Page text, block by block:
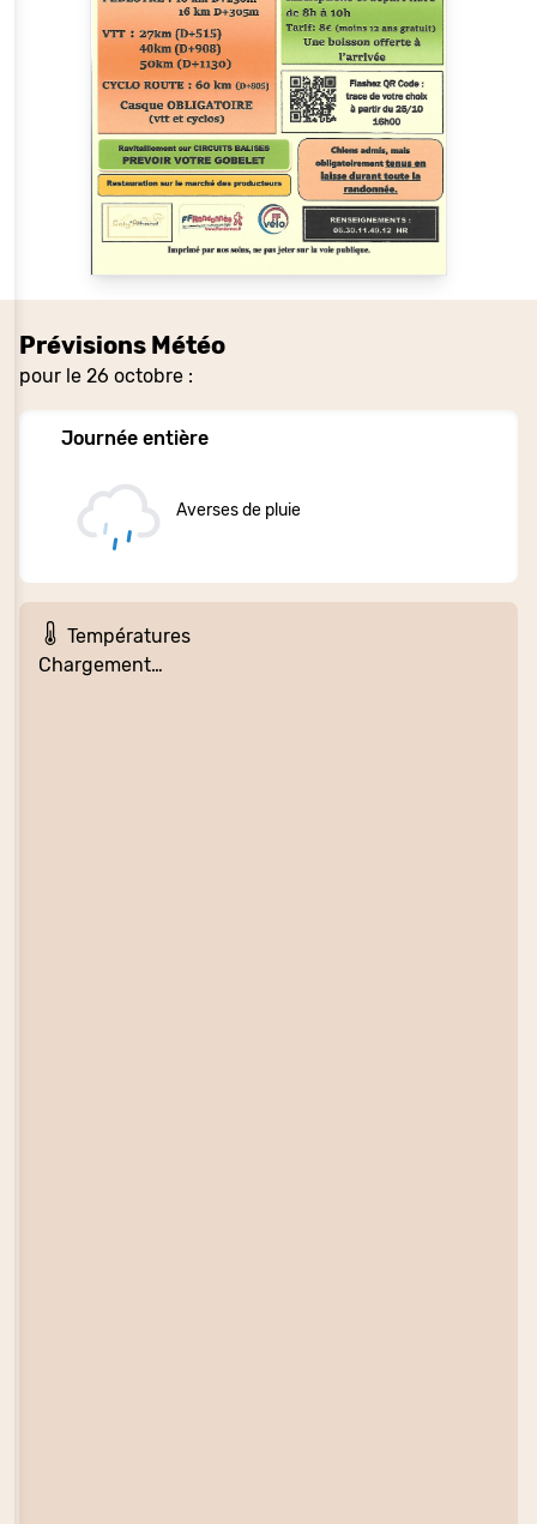
Prévisions Météo
pour le 26 octobre :
Journée entière
Averses de pluie
Températures
Chargement…